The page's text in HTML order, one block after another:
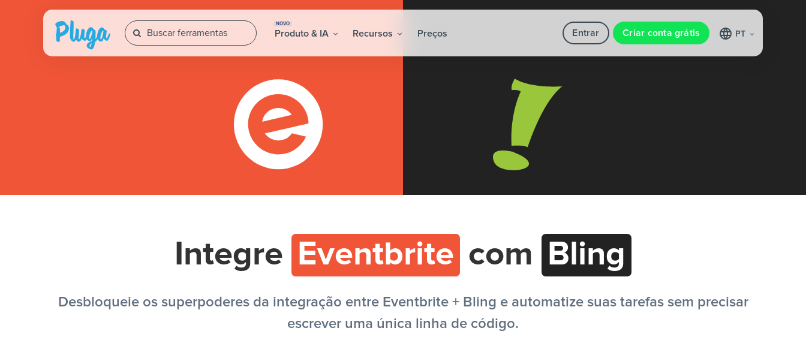
NOVO
Produto & IA Recursos Preços Entrar Criar conta grátis PT
Integre Eventbrite com Bling
Desbloqueie os superpoderes da integração entre Eventbrite + Bling e automatize suas tarefas sem precisar
escrever uma única linha de código.